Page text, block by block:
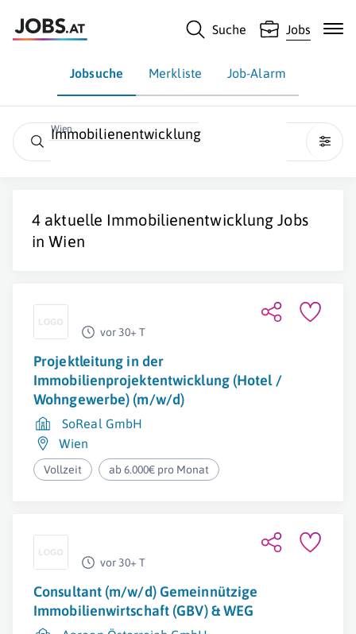
Suche Jobs
Jobsuche Merkliste Job-Alarm
Wien
Immobilienentwicklung
4 aktuelle Immobilienentwicklung Jobs
inWien
vor 30+ T
Projektleitung in der
Immobilienprojektentwicklung (Hotel /
Wohngewerbe) (m/w/d)
SoReal GmbH
Wien
Vollzeit ab 6.000€ pro Monat
vor 30+ T
Consultant (m/w/d) Gemeinnützige
Immobilienwirtschaft (GBV) & WEG